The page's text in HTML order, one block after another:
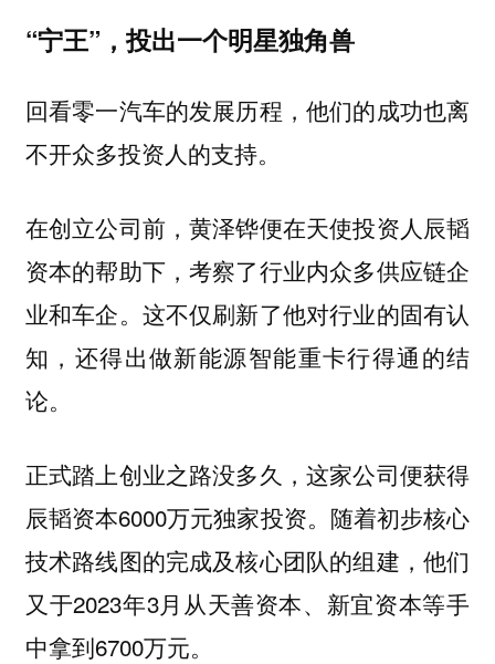
“宁王”，投出一个明星独角兽
回看零一汽车的发展历程，他们的成功也离
不开众多投资人的支持。
在创立公司前，黄泽铧便在天使投资人辰韬
资本的帮助下，考察了行业内众多供应链企
业和车企。这不仅刷新了他对行业的固有认
知，还得出做新能源智能重卡行得通的结
论。
正式踏上创业之路没多久，这家公司便获得
辰韬资本6000万元独家投资。随着初步核心
技术路线图的完成及核心团队的组建，他们
又于2023年3月从天善资本、新宜资本等手
中拿到6700万元。